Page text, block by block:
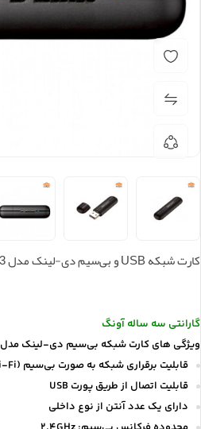
کارت شبکه USB و بی‌سیم دی-لینک مدل DWA-123
گارانتی سه ساله آونگ
ویژگی های کارت شبکه بی‌سیم دی-لینک مدل DWA-123 :
قابلیت برقراری شبکه به صورت بی‌سیم (Wi-Fi)
قابلیت اتصال از طریق پورت USB
دارای یک عدد آنتن از نوع داخلی